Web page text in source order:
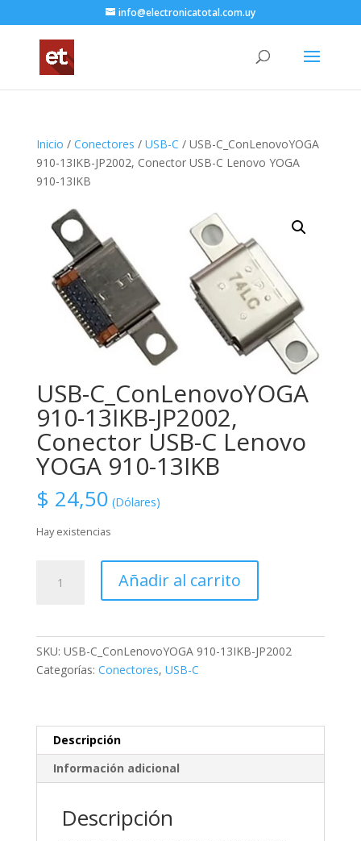
info@electronicatotal.com.uy
Inicio / Conectores / USB-C / USB-C_ConLenovoYOGA
910-13IKB-JP2002, Conector USB-C Lenovo YOGA
910-13IKB
USB-C_ConLenovoYOGA
910-13IKB-JP2002,
Conector USB-C Lenovo
YOGA 910-13IKB
$ 24,50 (Dólares)
Hay existencias
C_ConLenovoYOGA
Conector
USB-
YOGA
910-
13IKB
Añadir al carrito
SKU: USB-C_ConLenovoYOGA 910-13IKB-JP2002
Categorías: Conectores, USB-C
Descripción
Información adicional
Descripción